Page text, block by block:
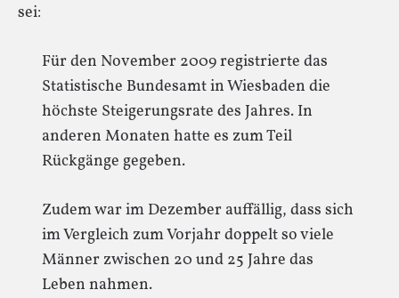
sei:
Für den November 2009 registrierte das
Statistische Bundesamt in Wiesbaden die
höchste Steigerungsrate des Jahres. In
anderen Monaten hatte es zum Teil
Rückgänge gegeben.
Zudem war im Dezember auffällig, dass sich
im Vergleich zum Vorjahr doppelt so viele
Männer zwischen 20 und 25 Jahre das
Leben nahmen.